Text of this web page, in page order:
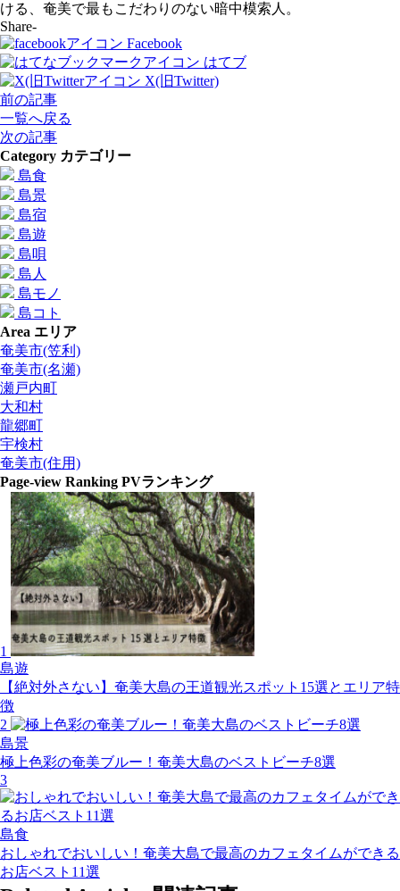
ける、奄美で最もこだわりのない暗中模索人。
Share-
Facebook
はてブ
X(旧Twitter)
前の記事
一覧へ戻る
次の記事
Category カテゴリー
島食
島景
島宿
島遊
島唄
島人
島モノ
島コト
Area エリア
奄美市(笠利)
奄美市(名瀬)
瀬戸内町
大和村
龍郷町
宇検村
奄美市(住用)
Page-view Ranking PVランキング
1
島遊
【絶対外さない】奄美大島の王道観光スポット15選とエリア特
徴
2
島景
極上色彩の奄美ブルー！奄美大島のベストビーチ8選
3
島食
おしゃれでおいしい！奄美大島で最高のカフェタイムができる
お店ベスト11選